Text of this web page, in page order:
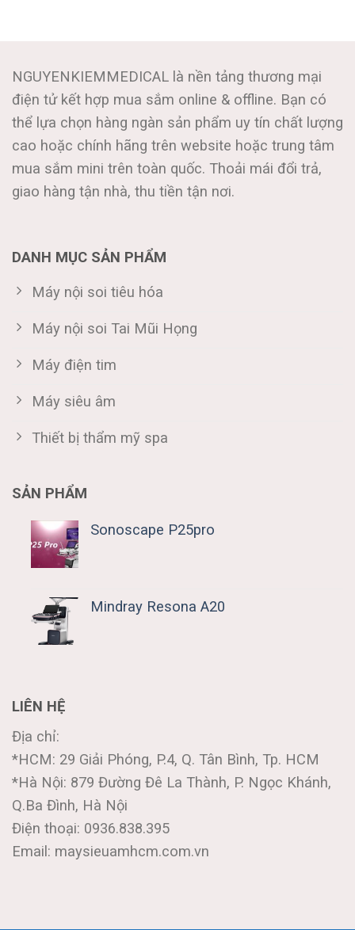
NGUYENKIEMMEDICAL là nền tảng thương mại
điện tử kết hợp mua sắm online & offline. Bạn có
thể lựa chọn hàng ngàn sản phẩm uy tín chất lượng
cao hoặc chính hãng trên website hoặc trung tâm
mua sắm mini trên toàn quốc. Thoải mái đổi trả,
giao hàng tận nhà, thu tiền tận nơi.
DANH MỤC SẢN PHẨM
Máy nội soi tiêu hóa
Máy nội soi Tai Mũi Họng
Máy điện tim
Máy siêu âm
Thiết bị thẩm mỹ spa
SẢN PHẨM
Sonoscape P25pro
Mindray Resona A20
LIÊN HỆ
Địa chỉ:
*HCM: 29 Giải Phóng, P.4, Q. Tân Bình, Tp. HCM
*Hà Nội: 879 Đường Đê La Thành, P. Ngọc Khánh,
Q.Ba Đình, Hà Nội
Điện thoại: 0936.838.395
Email: maysieuamhcm.com.vn